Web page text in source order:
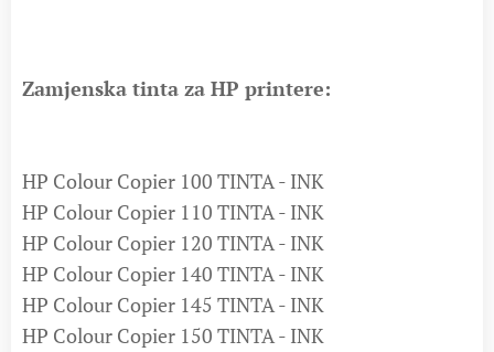
Zamjenska tinta za HP printere:
HP Colour Copier 100 TINTA - INK
HP Colour Copier 110 TINTA - INK
HP Colour Copier 120 TINTA - INK
HP Colour Copier 140 TINTA - INK
HP Colour Copier 145 TINTA - INK
HP Colour Copier 150 TINTA - INK